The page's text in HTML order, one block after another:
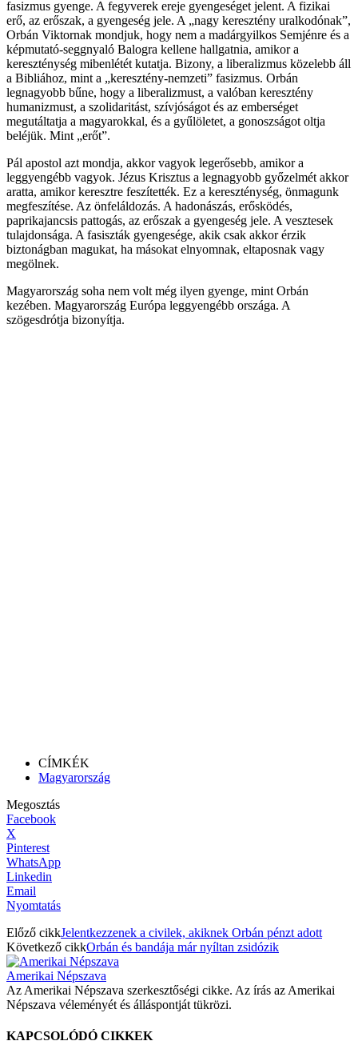
fasizmus gyenge. A fegyverek ereje gyengeséget jelent. A fizikai
erő, az erőszak, a gyengeség jele. A „nagy keresztény uralkodónak”,
Orbán Viktornak mondjuk, hogy nem a madárgyilkos Semjénre és a
képmutató-seggnyaló Balogra kellene hallgatnia, amikor a
kereszténység mibenlétét kutatja. Bizony, a liberalizmus közelebb áll
a Bibliához, mint a „keresztény-nemzeti” fasizmus. Orbán
legnagyobb bűne, hogy a liberalizmust, a valóban keresztény
humanizmust, a szolidaritást, szívjóságot és az emberséget
megutáltatja a magyarokkal, és a gyűlöletet, a gonoszságot oltja
beléjük. Mint „erőt”.
Pál apostol azt mondja, akkor vagyok legerősebb, amikor a
leggyengébb vagyok. Jézus Krisztus a legnagyobb győzelmét akkor
aratta, amikor keresztre feszítették. Ez a kereszténység, önmagunk
megfeszítése. Az önfeláldozás. A hadonászás, erősködés,
paprikajancsis pattogás, az erőszak a gyengeség jele. A vesztesek
tulajdonsága. A fasiszták gyengesége, akik csak akkor érzik
biztonágban magukat, ha másokat elnyomnak, eltaposnak vagy
megölnek.
Magyarország soha nem volt még ilyen gyenge, mint Orbán
kezében. Magyarország Európa leggyengébb országa. A
szögesdrótja bizonyítja.
CÍMKÉK
Magyarország
Megosztás
Facebook
X
Pinterest
WhatsApp
Linkedin
Email
Nyomtatás
Előző cikkJelentkezzenek a civilek, akiknek Orbán pénzt adott
Következő cikkOrbán és bandája már nyíltan zsidózik
Amerikai Népszava
Az Amerikai Népszava szerkesztőségi cikke. Az írás az Amerikai
Népszava véleményét és álláspontját tükrözi.
KAPCSOLÓDÓ CIKKEK